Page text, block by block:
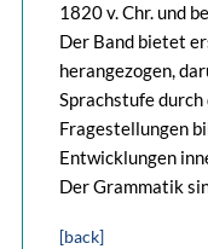
1820 v. Chr. und
Der Band bietet
herangezogen,
Sprachstufe
Fragestellungen
Entwicklungen
Der Grammatik
[back]